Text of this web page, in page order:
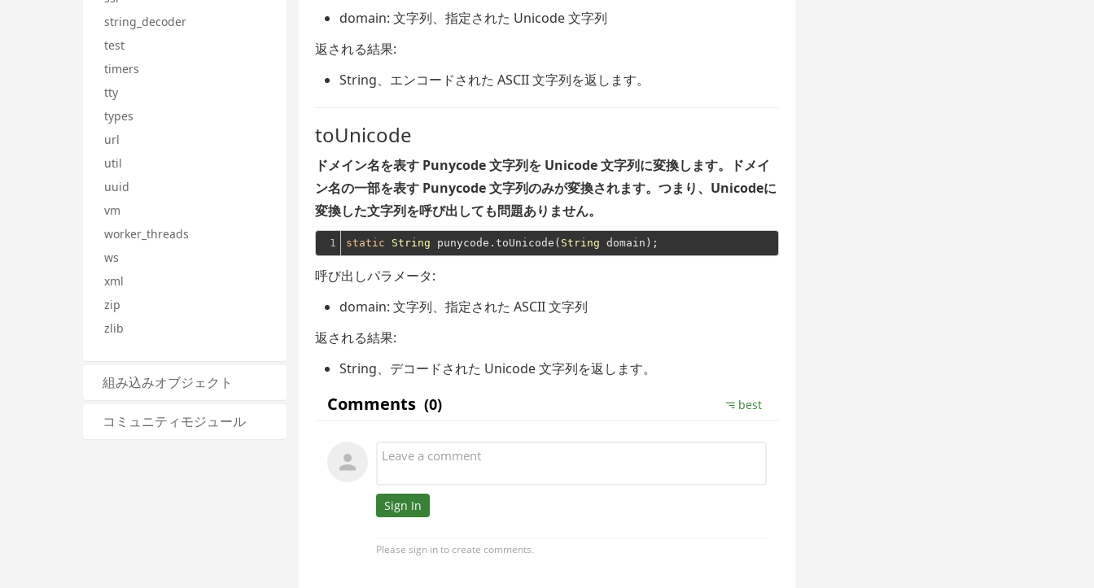
string_decoder
test
timers
tty
types
url
util
uuid
vm
worker_threads
ws
xml
zip
zlib
組み込みオブジェクト
コミュニティモジュール
domain: 文字列、指定された Unicode 文字列
返される結果:
String、エンコードされた ASCII 文字列を返します。
toUnicode
ドメイン名を表す Punycode 文字列を Unicode 文字列に変換します。
ドメイ
ン名の一部を表す Punycode 文字列のみが変換されます。 つまり、Unicodeに
変換した文字列を呼び出しても問題ありません。
1 static String punycode.toUnicode( String
呼び出しパラメータ:
domain: 文字列、指定された ASCII 文字列
返される結果:
String、デコードされた Unicode 文字列を返します。